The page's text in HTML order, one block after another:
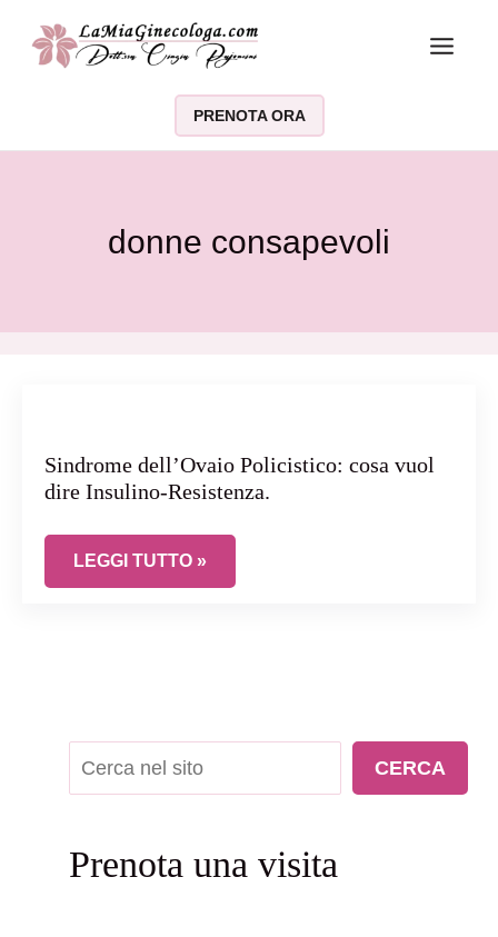
PRENOTA ORA
donne consapevoli
Sindrome dell’Ovaio Policistico: cosa vuol
dire Insulino-Resistenza.
SINDROME DELL’OVAIO POLICISTICO: COSA
LEGGI TUTTO »
Cerca CERCA
Prenota una visita